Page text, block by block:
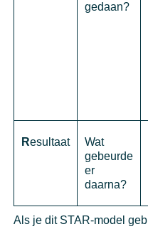
gedaan?
Resultaat
Wat
gebeurde
er
daarna?
Als je dit STAR-model